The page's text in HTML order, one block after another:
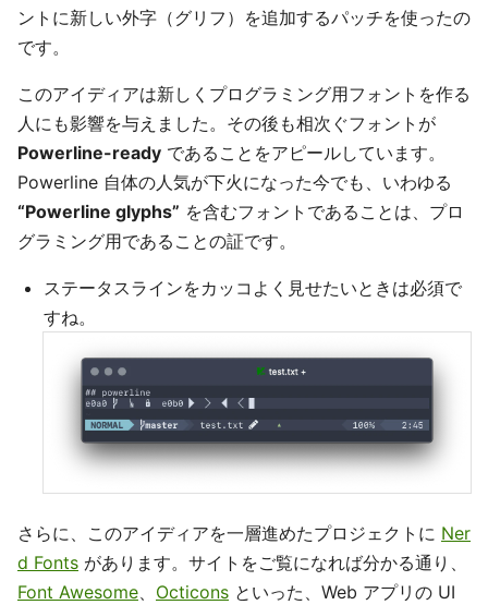
ントに新しい外字（グリフ）を追加するパッチを使ったの
です。
このアイディアは新しくプログラミング用フォントを作る
人にも影響を与えました。その後も相次ぐフォントが
Powerline-ready であることをアピールしています。
Powerline 自体の人気が下火になった今でも、いわゆる
“Powerline glyphs” を含むフォントであることは、プロ
グラミング用であることの証です。
ステータスラインをカッコよく見せたいときは必須で
すね。
さらに、このアイディアを一層進めたプロジェクトに Ner
d Fonts があります。サイトをご覧になれば分かる通り、
Font Awesome、 Octicons といった、Web アプリの UI